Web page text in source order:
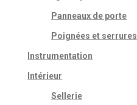
Panneaux de porte
Poignées et serrures
Instrumentation
Intérieur
Sellerie